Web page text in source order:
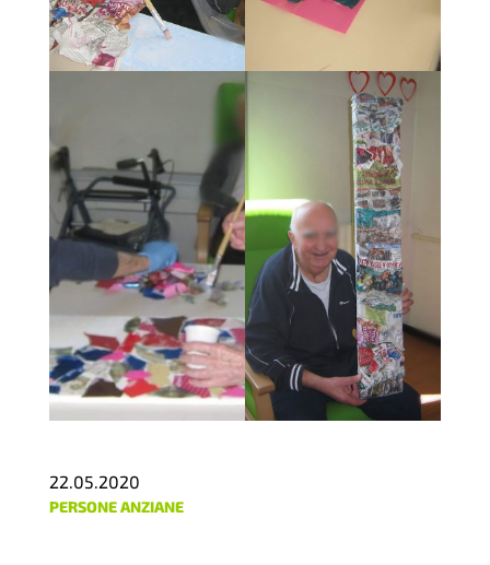
22.05.2020
PERSONE ANZIANE